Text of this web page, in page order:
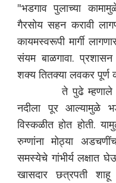
"भडगाव पुलाच्या
गैरसोय सहन करावी
कायमस्वरूपी मार्गी
संयम बाळगावा.
शक्य तितक्या लवकर पूर्ण
ते पुढे म्हणाले की,
नदीला पूर आल्यामुळे
विस्कळीत होत होती.
रुग्णांना मोठ्या
समस्येचे गांभीर्य लक्षात
खासदार छत्रपती शाहू